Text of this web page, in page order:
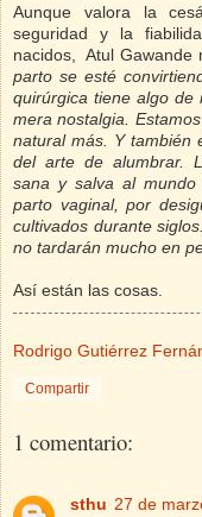
Aunque valora la
seguridad y la
nacidos,
Atul Gawande
parto se esté
quirúrgica tiene algo
mera nostalgia.
natural más. Y también
del arte de alumbrar.
sana y salva al
parto vaginal, por
cultivados durante
no tardarán mucho en
Así están las cosas.
Rodrigo Gutiérrez
Compartir
1 comentario:
sthu 27 de